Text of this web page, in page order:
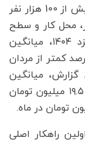
جاب‌ویژن (این گزارش با بررسی داده‌های بیش از 100 هزار نفر
محل کار و سطح
ارشدیت تهیه شده است) حقوق و دستمزد ۱۴۰۴، میانگین
زنان در سال ۱۴۰۳ حدود ۲۸ درصد کمتر از مردان
میانگین
حقوق مردان ۲۷.۱ میلیون تومان و برای زنان ۱۹.۵ میلیون تومان
راهکار اصلی